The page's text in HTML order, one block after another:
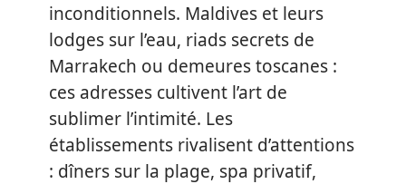
inconditionnels. Maldives et leurs
lodges sur l’eau, riads secrets de
Marrakech ou demeures toscanes :
ces adresses cultivent l’art de
sublimer l’intimité. Les
établissements rivalisent d’attentions
: dîners sur la plage, spa privatif,